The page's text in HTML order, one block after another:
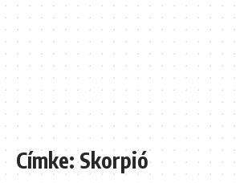
Címke:Skorpió